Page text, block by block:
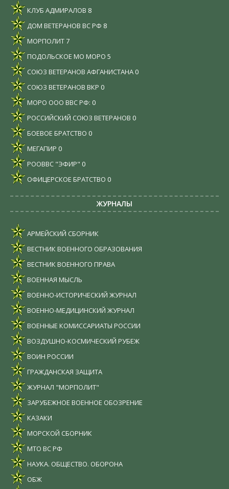
КЛУБ АДМИРАЛОВ 8
ДОМ ВЕТЕРАНОВ ВС РФ 8
МОРПОЛИТ7
ПОДОЛЬСКОЕ МО МОРО 5
СОЮЗ ВЕТЕРАНОВ АФГАНИСТАНА 0
СОЮЗ ВЕТЕРАНОВ ВКР 0
МОРО ООО ВВС РФ: 0
РОССИЙСКИЙ СОЮЗ ВЕТЕРАНОВ 0
БОЕВОЕ БРАТСТВО 0
МЕГАПИР 0
РООВВС "ЭФИР" 0
ОФИЦЕРСКОЕ БРАТСТВО 0
ЖУРНАЛЫ
АРМЕЙСКИЙ СБОРНИК
ВЕСТНИК ВОЕННОГО ОБРАЗОВАНИЯ
ВЕСТНИК ВОЕННОГО ПРАВА
ВОЕННАЯ МЫСЛЬ
ВОЕННО-ИСТОРИЧЕСКИЙ ЖУРНАЛ
ВОЕННО-МЕДИЦИНСКИЙ ЖУРНАЛ
ВОЕННЫЕ КОМИССАРИАТЫ РОССИИ
ВОЗДУШНО-КОСМИЧЕСКИЙ РУБЕЖ
ВОИН РОССИИ
ГРАЖДАНСКАЯ ЗАЩИТА
ЖУРНАЛ "МОРПОЛИТ"
ЗАРУБЕЖНОЕ ВОЕННОЕ ОБОЗРЕНИЕ
КАЗАКИ
МОРСКОЙ СБОРНИК
МТО ВС РФ
НАУКА. ОБЩЕСТВО. ОБОРОНА
ОБЖ